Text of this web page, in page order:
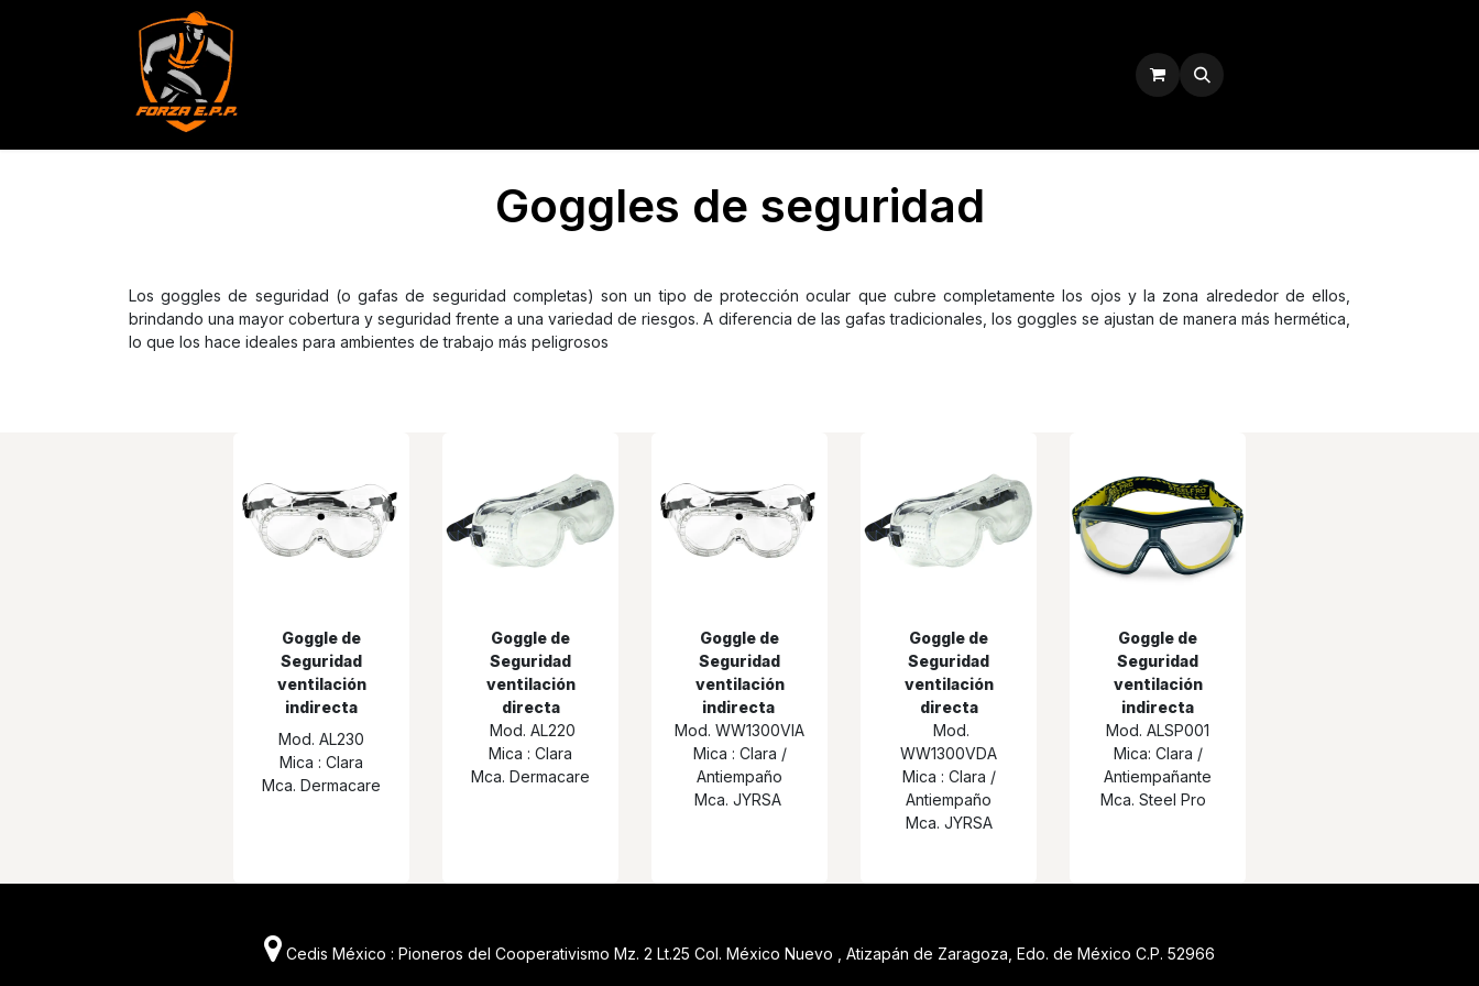
Goggles de seguridad
Los goggles de seguridad (o gafas de seguridad completas) son un tipo de protección ocular que cubre completamente los ojos y la zona alrededor de ellos,
brindando una mayor cobertura y seguridad frente a una variedad de riesgos. A diferencia de las gafas tradicionales, los goggles se ajustan de manera más hermética,
lo que los hace ideales para ambientes de trabajo más peligrosos
Goggle de
Seguridad
ventilación
indirecta
Mod. AL230
Mica : Clara
Mca. Dermacare
Goggle de
Seguridad
ventilación
directa
Mod. AL220
Mica : Clara
Mca. Dermacare
Goggle de
Seguridad
ventilación
indirecta
Mod. WW1300VIA
Mica : Clara /
Antiempaño
Mca. JYRSA
Goggle de
Seguridad
ventilación
directa
Mod.
WW1300VDA
Mica : Clara /
Antiempaño
Mca. JYRSA
Goggle de
Seguridad
ventilación
indirecta
Mod. ALSP001
Mica: Clara /
Antiempañante
Mca. Steel Pro
Cedis México : Pioneros del Cooperativismo Mz. 2 Lt.25 Col. México Nuevo , Atizapán de Zaragoza, Edo. de México C.P. 52966